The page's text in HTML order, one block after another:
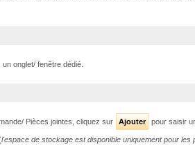
onglet/ fenêtre dédié.
Pièces jointes, cliquez sur Ajouter pour saisir
l'espace de stockage est disponible uniquement pour